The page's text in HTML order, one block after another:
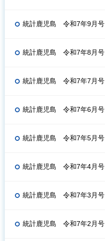
統計鹿児島 令和7年9月号
統計鹿児島 令和7年8月号
統計鹿児島 令和7年7月号
統計鹿児島 令和7年6月号
統計鹿児島 令和7年5月号
統計鹿児島 令和7年4月号
統計鹿児島 令和7年3月号
統計鹿児島 令和7年2月号